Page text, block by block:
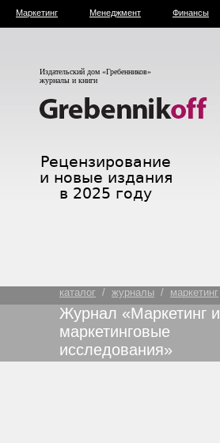
Маркетинг Менеджмент Финансы
Издательский дом «Гребенников»
журналы и книги
каталог / журналы / маркетинг
Журнал «Маркетинг и
маркетинговые
исследования»